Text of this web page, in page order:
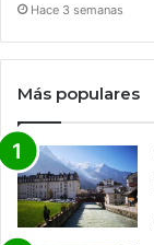
Hace 3 semanas
Más populares